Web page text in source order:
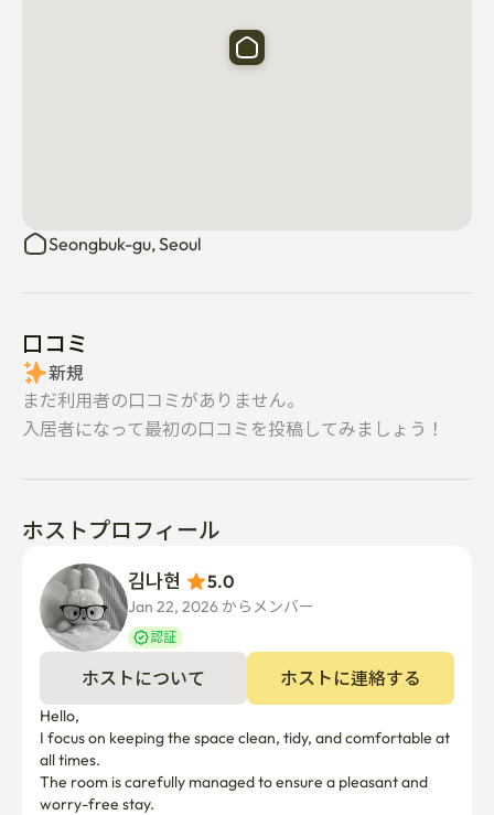
	• 詳細なチェックイン方法は、予約確認後にお送りしま
（事前照会要）
⸻
ℹ️重要事項
	• ゲストは、破損または過度のクリーニング料金に対し
て責任を負います
	• 個人衛生用品（歯ブラシ、歯磨き粉など）は短期レン
	• お客様は、1階の指定された場所でゴミとリサイクル
	• 短期滞在の場合、住所登録はできません
	• パーティは許可されていません
Seongbuk-gu, Seoul
口コミ
新規
まだ利用者の口コミがありません。
入居者になって最初の口コミを投稿してみましょう！
ホストプロフィール
5.0
Jan 22, 2026 からメンバー
認証
ホストについて ホストに連絡する
Hello,
I focus on keeping the space clean, tidy, and comfortable at
all times.
The room is carefully managed to ensure a pleasant and
worry-free stay.